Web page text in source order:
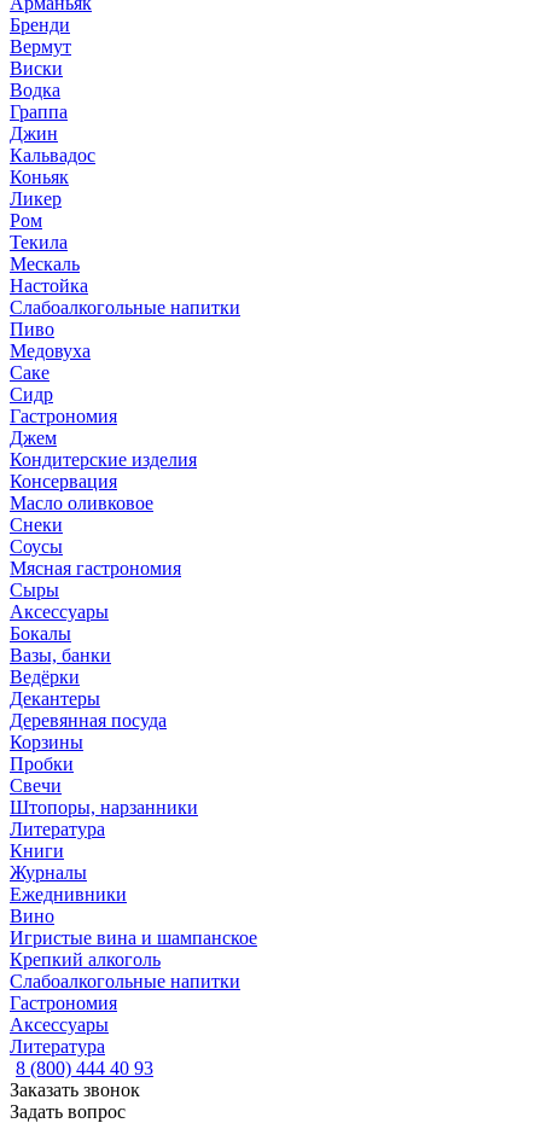
Бренди
Вермут
Виски
Водка
Граппа
Джин
Кальвадос
Коньяк
Ликер
Ром
Текила
Мескаль
Настойка
Слабоалкогольные напитки
Пиво
Медовуха
Саке
Сидр
Гастрономия
Джем
Кондитерские изделия
Консервация
Масло оливковое
Снеки
Соусы
Мясная гастрономия
Сыры
Аксессуары
Бокалы
Вазы, банки
Ведёрки
Декантеры
Деревянная посуда
Корзины
Пробки
Свечи
Штопоры, нарзанники
Литература
Книги
Журналы
Ежеднивники
Вино
Игристые вина и шампанское
Крепкий алкоголь
Слабоалкогольные напитки
Гастрономия
Аксессуары
Литература
8 (800) 444 40 93
Заказать звонок
Задать вопрос